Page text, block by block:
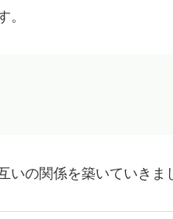
。
いの関係を築いていきま